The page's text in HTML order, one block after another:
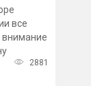
все
2881